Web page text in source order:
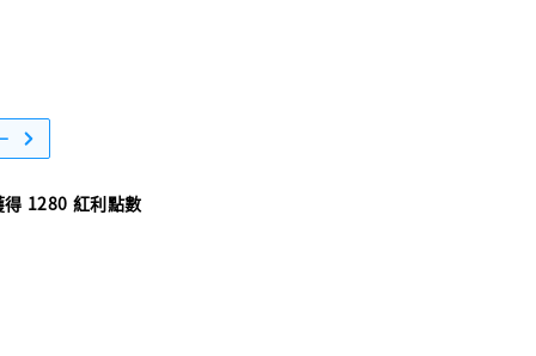
1280 紅利點數